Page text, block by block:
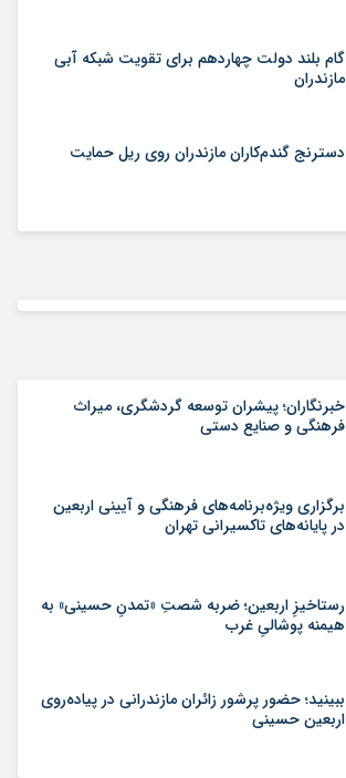
گام بلند دولت چهاردهم برای تقویت شبکه آبی
مازندران
دسترنج گندم‌کاران مازندران روی ریل حمایت
خبرنگاران؛ پیشران توسعه گردشگری، میراث
فرهنگی و صنایع دستی
برگزاری ویژه‌برنامه‌های فرهنگی و آیینی اربعین
در پایانه‌های تاکسیرانی تهران
رستاخیزِ اربعین؛ ضربه‌ شصتِ «تمدنِ حسینی» به
هیمنه‌ پوشالیِ غرب
ببینید؛ حضور پرشور زائران مازندرانی در پیاده‌روی
اربعین حسینی